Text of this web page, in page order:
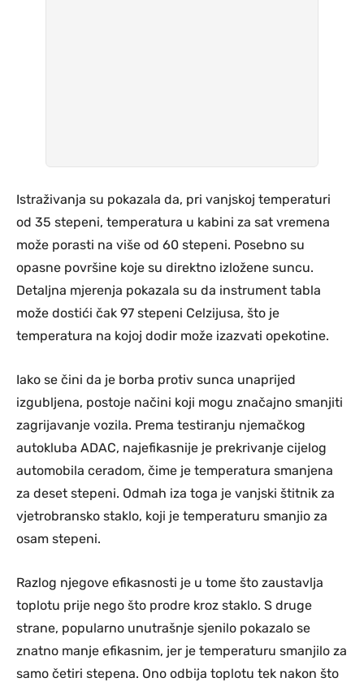
Istraživanja su pokazala da, pri vanjskoj temperaturi
od 35 stepeni, temperatura u kabini za sat vremena
može porasti na više od 60 stepeni. Posebno su
opasne površine koje su direktno izložene suncu.
Detaljna mjerenja pokazala su da instrument tabla
može dostići čak 97 stepeni Celzijusa, što je
temperatura na kojoj dodir može izazvati opekotine.
Iako se čini da je borba protiv sunca unaprijed
izgubljena, postoje načini koji mogu značajno smanjiti
zagrijavanje vozila. Prema testiranju njemačkog
autokluba ADAC, najefikasnije je prekrivanje cijelog
automobila ceradom, čime je temperatura smanjena
za deset stepeni. Odmah iza toga je vanjski štitnik za
vjetrobransko staklo, koji je temperaturu smanjio za
osam stepeni.
Razlog njegove efikasnosti je u tome što zaustavlja
toplotu prije nego što prodre kroz staklo. S druge
strane, popularno unutrašnje sjenilo pokazalo se
znatno manje efikasnim, jer je temperaturu smanjilo za
samo četiri stepena. Ono odbija toplotu tek nakon što